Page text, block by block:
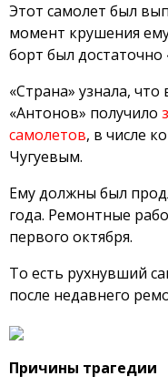
Этот самолет был
момент крушения
борт был достаточно
«Страна» узнала,
«Антонов» получило
самолетов, в числе
Чугуевым.
Ему должны был
года. Ремонтные
первого октября.
То есть рухнувший
после недавнего
Причины трагедии